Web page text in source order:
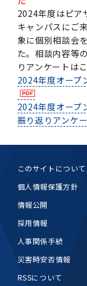
教育等の情報
動物実験等に
企業等からの
女性活躍推進
動計画
女性の活躍推
目標とする教
女性の活躍推
次世代認定マ
（基準適合一
留学について
系）「
（旧TMDU卓
学対象）の募
Call for
Program
Program) for
（※春入学対
Call for
by Eligible
令和５年度（
「卓越大学院
歯学部在学生
大学院在学生
附属学校在学生
学生相談支援
障害を理由と
応要領
バリアフリー
困りごと対策
入推奨仕様書
令和６年度（
「研究者早期
式を行いまし
令和５年度（
「研究者早期
令和４年度（
「研究者早期
ス」採用決定
令和３年度（
「卓越大学院
与式を行いまし
就職支援ガイ
外国人留学生
就職活動体験
OB・OG情報
内定取り消し
進路届の提出
その他 就職関
修要項（シラバ
2023年（
2022年（38.1
2021年（PDF
2020年 （PDF
2017年 （PDF
2016年 （PDF
セミナー・特
2026年度
2025年度
2023年度
2021年度
2020年度
設置計画履行
2024年（PDF
2023年（PDF
2022年（PDF
2021年（PDF
2019年 （PDF
2018年 （PDF
2017年 （PDF
ス・AI教育開発
大学統合時の
向
Regarding
the
students）
Regarding
the
教学IR関連公
卒業生進路アン
統合イノベー
統合イノベー
医療ビッグデ
イノベーショ
オープンイノ
ヘルスサイエ
若手研究者支
研究基盤クラ
リサーチコア
実験動物センタ
生命倫理研究
先端医歯工学
トップ
再生医療研究
プ）
統合研究機構
統合研究機構
ップ
ンター）
統合国際機構
統合情報機構
門）
統合情報機構
門）トップ
ITヘルプデス
図書館部門
図書館部門トッ
デジタル変革
学生支援・保
学生支援・保
保健管理センタ
湯島学生支援
環境安全管理
環境安全管理
環境報告書
広報部
内専用)
研究大学強化
2024年度はピア
キャンパスにご
象に個別相談会
た。相談内容等
りアンケートは
2024年度オー
2024年度オー
振り返りアンケ
このサイトについて
個人情報保護方針
情報公開
採用情報
人事関係手続
災害時安否情報
RSSについて